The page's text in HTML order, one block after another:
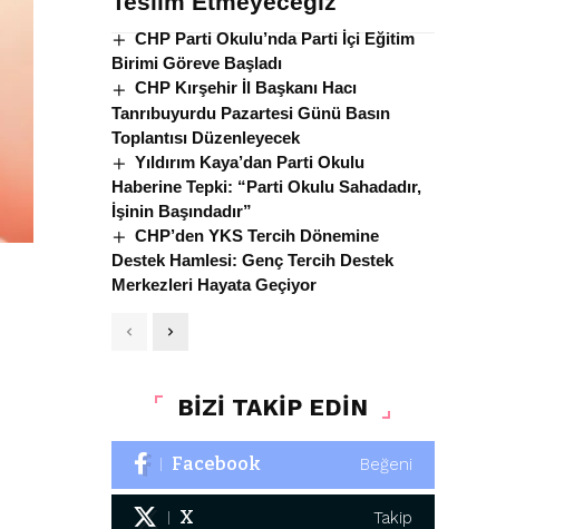
CHP Parti Okulu’nda Parti İçi Eğitim
Birimi Göreve Başladı
CHP Kırşehir İl Başkanı Hacı
Tanrıbuyurdu Pazartesi Günü Basın
Toplantısı Düzenleyecek
Yıldırım Kaya’dan Parti Okulu
Haberine Tepki: “Parti Okulu Sahadadır,
İşinin Başındadır”
CHP’den YKS Tercih Dönemine
Destek Hamlesi: Genç Tercih Destek
Merkezleri Hayata Geçiyor
BİZİ TAKİP EDİN
Facebook Beğeni
X Takip